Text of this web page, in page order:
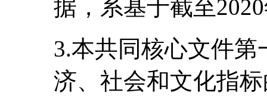
据，系基于截至
3.本共同核心文件
济、社会和文化指